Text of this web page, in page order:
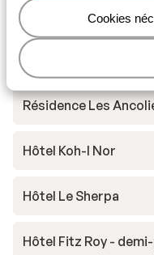
Cookies
Autres
Résidence Les
Hôtel Koh-I Nor
Hôtel Le Sherpa
Hôtel Fitz Roy -